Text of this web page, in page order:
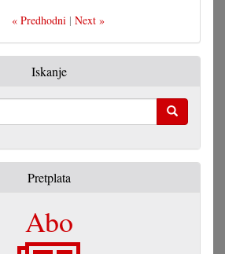
« Predhodni| Next »
Iskanje
Pretplata
Abo